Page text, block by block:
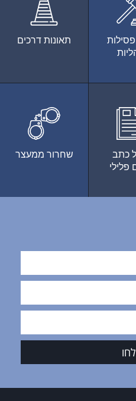
פסילות
תאונות דרכים
כתב
פלילי
שחרור ממעצר